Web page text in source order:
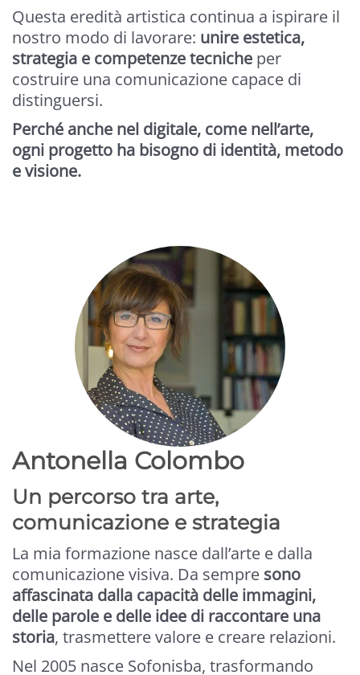
Questa eredità artistica continua a ispirare il
nostro modo di lavorare: unire estetica,
strategia e competenze tecniche per
costruire una comunicazione capace di
distinguersi.
Perché anche nel digitale, come nell’arte,
ogni progetto ha bisogno di identità, metodo
e visione.
Antonella Colombo
Un percorso tra arte,
comunicazione e strategia
La mia formazione nasce dall’arte e dalla
comunicazione visiva. Da sempre sono
affascinata dalla capacità delle immagini,
delle parole e delle idee di raccontare una
storia, trasmettere valore e creare relazioni.
Nel 2005 nasce Sofonisba, trasformando